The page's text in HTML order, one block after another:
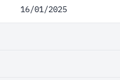
16/01/2025